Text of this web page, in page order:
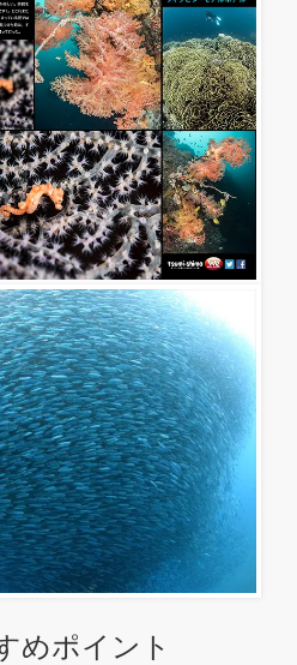
めポイント